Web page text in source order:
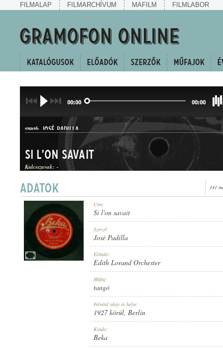
FILMALAP FILMARCHÍVUM MAFILM FILMLABOR
00:00 00:00
SZERZŐ: JOSÉ PADILLA
TANGÓ
Si l'on savait
Kulcsszavak: -
141
Cím:
Si l'on savait
Szerző:
José Padilla
Előadó:
Edith Lorand Orchester
Műfaj:
tangó
Felvétel ideje és helye:
1927 körül, Berlin
Kiadó:
Beka